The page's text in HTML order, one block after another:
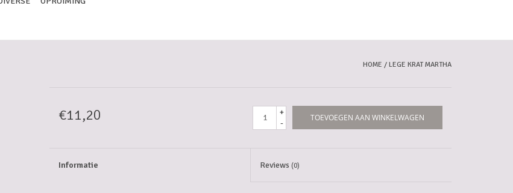
HOME / LEGE KRAT MARTHA
€11,20
+
-
TOEVOEGEN AAN WINKELWAGEN
Informatie Reviews(0)